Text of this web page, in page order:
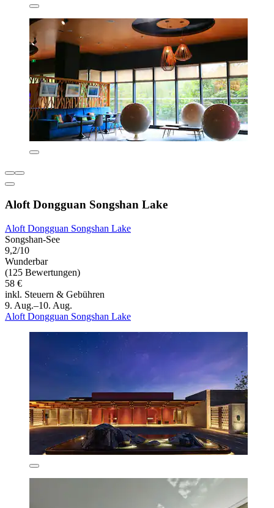
Aloft Dongguan Songshan Lake
Aloft Dongguan Songshan Lake
Songshan-See
9,2/10
Wunderbar
(125 Bewertungen)
58 €
inkl. Steuern & Gebühren
9. Aug.–10. Aug.
Aloft Dongguan Songshan Lake